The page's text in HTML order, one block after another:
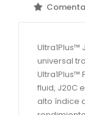
Ultra1Plus™
universal
fluid, J20C
alto índice